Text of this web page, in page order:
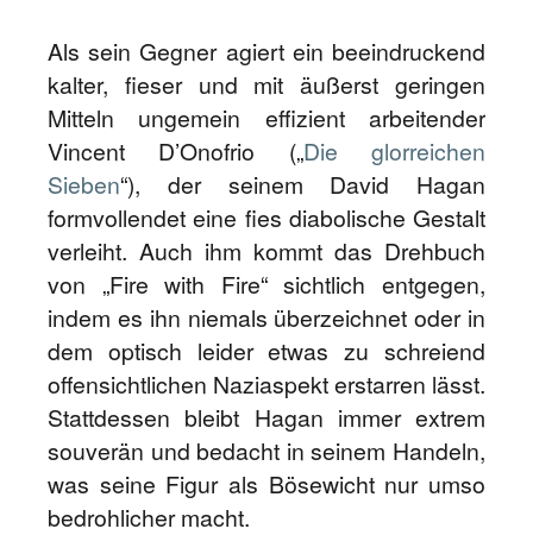
Als sein Gegner agiert ein beeindruckend
kalter, fieser und mit äußerst geringen
Mitteln ungemein effizient arbeitender
Vincent D’Onofrio („Die glorreichen
Sieben“), der seinem David Hagan
formvollendet eine fies diabolische Gestalt
verleiht. Auch ihm kommt das Drehbuch
von „Fire with Fire“ sichtlich entgegen,
indem es ihn niemals überzeichnet oder in
dem optisch leider etwas zu schreiend
offensichtlichen Naziaspekt erstarren lässt.
Stattdessen bleibt Hagan immer extrem
souverän und bedacht in seinem Handeln,
was seine Figur als Bösewicht nur umso
bedrohlicher macht.